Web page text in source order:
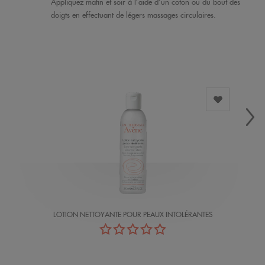
Appliquez matin et soir à l’aide d’un coton ou du bout des
doigts en effectuant de légers massages circulaires.
LOTION NETTOYANTE POUR PEAUX INTOLÉRANTES